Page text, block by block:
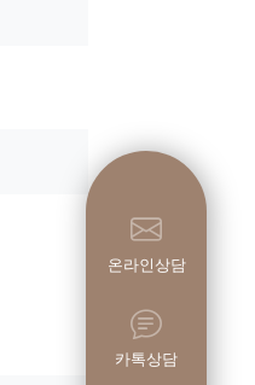
온라인상담
카톡상담